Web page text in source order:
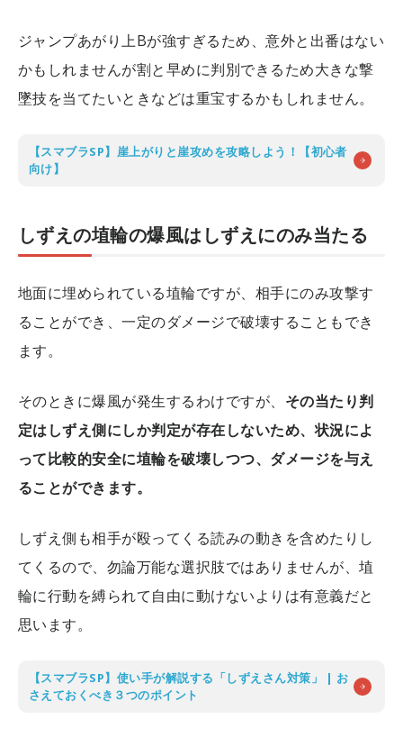
ジャンプあがり上Bが強すぎるため、意外と出番はない
かもしれませんが割と早めに判別できるため大きな撃
墜技を当てたいときなどは重宝するかもしれません。
【スマブラSP】崖上がりと崖攻めを攻略しよう！【初心者
向け】
しずえの埴輪の爆風はしずえにのみ当たる
地面に埋められている埴輪ですが、相手にのみ攻撃す
ることができ、一定のダメージで破壊することもでき
ます。
そのときに爆風が発生するわけですが、 その当たり判
定はしずえ側にしか判定が存在しないため、状況によ
って比較的安全に埴輪を破壊しつつ、ダメージを与え
ることができます。
しずえ側も相手が殴ってくる読みの動きを含めたりし
てくるので、勿論万能な選択肢ではありませんが、埴
輪に行動を縛られて自由に動けないよりは有意義だと
思います。
【スマブラSP】使い手が解説する「しずえさん対策」 | お
さえておくべき３つのポイント